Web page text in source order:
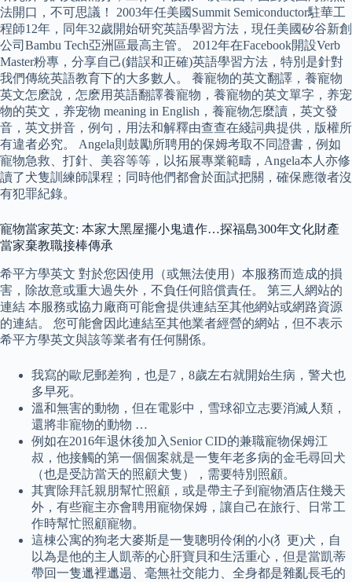
法開口，不可思議！ 2003年任美國Summit Semiconductor駐華工
程師12年，同年32歲開始研究英語學習方法，現任美國矽谷新創
公司Bambu Tech亞洲區最高主管。 2012年在Facebook開設Verb
Master粉專，分享自己(錯誤和正確)英語學習方法，特別是針對
我們傳統英語教育下的大多數人。 養寵物的英文翻譯，養寵物
英文怎麽說，怎麽用英語翻譯養寵物，養寵物的英文單字，养宠
物的英文，养宠物 meaning in English，養寵物怎麼讀，英文發
音，英文拼音，例句，用法和解釋由查查在綫詞典提供，版權所
有違者必究。 Angela則鼓勵所聘用的保姆考取不同證書，例如
寵物急救、打針、美容等等，以拓展專業範疇，Angela本人亦修
讀了犬隻訓練師課程；同時他們都會於面試把關，確保應徵者沒
有犯罪紀錄。
寵物當家英文: 本家大黑屋擺小鬼遺作…探福島300年文化財產
當家棄教職接棒傳承
希平方學英文 對於您因使用（或無法使用）本服務而造成的損
害，除故意或重大過失外，不負任何賠償責任。 第三人網站的
連結 本服務或協力廠商可能會提供連結至其他網站或網路資源
的連結。 您可能會因此連結至其他業者經營的網站，但不表示
希平方學英文與該等業者有任何關係。
我寫的歐尼郵差狗，也是7，8歲左右就開始生病，警犬也
多早死。
溫和無害的動物，但在電影中，雪球卻立志要消滅人類，
還將非寵物的動物 …
例如在2016年退休後加入Senior CID的兼職寵物保姆江
叔，他接觸的第一個個案就是一隻年老多病的金毛尋回犬
（也是受訪當天的照顧犬隻），需要特別照顧。
其實除拜託親朋幫忙照顧，或是帶主子到寵物酒店住幾天
外，有些寵主亦會聘用寵物保姆，讓自己在旅行、日常工
作時幫忙照顧寵物。
這棟公寓的狗老大麥斯是一隻聰明伶俐的小(犭更)犬，自
以為是他的主人凱蒂的心肝寶貝和生活重心，但是當凱蒂
帶回一隻邋裡邋遢、毫無社交能力、全身都是雜亂長毛的